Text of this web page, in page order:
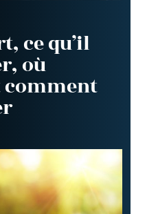
ce qu’il
où
comment